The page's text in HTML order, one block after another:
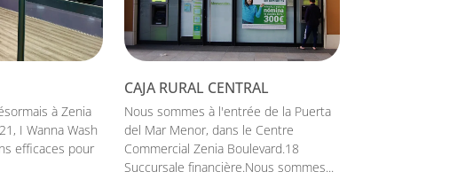
à Zenia
I Wanna Wash
efficaces pour
CAJA RURAL CENTRAL
Nous sommes à l'entrée de la Puerta
del Mar Menor, dans le Centre
Commercial Zenia Boulevard.18
Succursale financière.Nous sommes...